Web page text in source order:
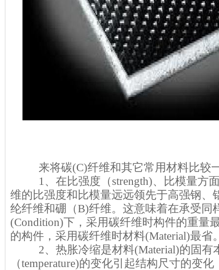
来将碳(C)纤维和其它常用材料比较
1、在比强度（strength)、比模量方面
维的比强度和比模量远远领先于高强钢、
纶纤维和硼（B)纤维。这意味着在承受同
(Condition)下，采用碳纤维时构件的重量
的构件，采用碳纤维时材料(Material)最省
2、热胀冷缩是材料(Material)的固有
（temperature)的变化引起结构尺寸的变